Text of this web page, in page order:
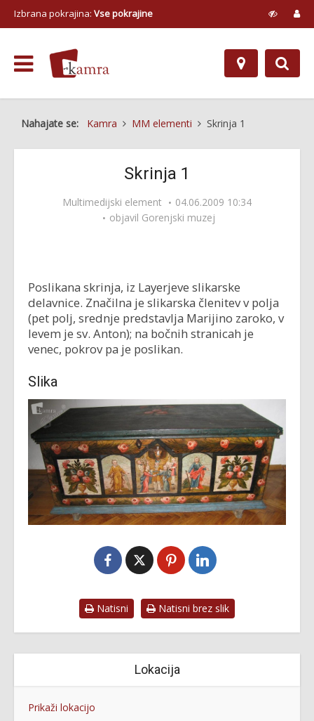
Izbrana pokrajina: Vse pokrajine
Nahajate se: Kamra MM elementi Skrinja 1
Skrinja 1
Multimedijski element
04.06.2009 10:34
objavil Gorenjski muzej
Poslikana skrinja, iz Layerjeve slikarske
delavnice. Značilna je slikarska členitev v polja
(pet polj, srednje predstavlja Marijino zaroko, v
levem je sv. Anton); na bočnih stranicah je
venec, pokrov pa je poslikan.
Slika
Natisni Natisni brez slik
Lokacija
Prikaži lokacijo